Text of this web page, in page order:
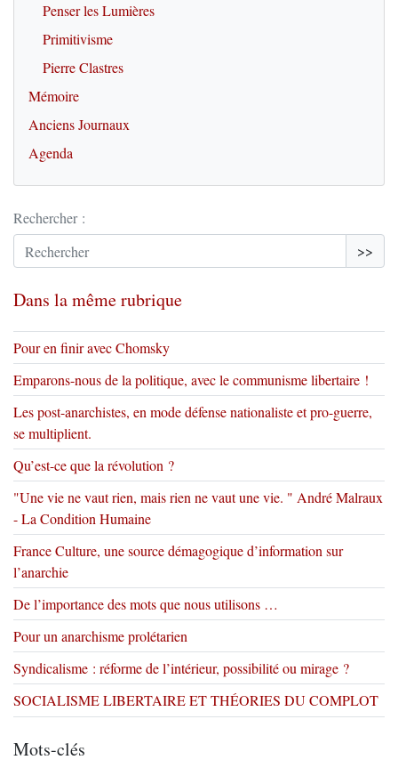
Penser les Lumières
Primitivisme
Pierre Clastres
Mémoire
Anciens Journaux
Agenda
Rechercher :
>>
Dans la même rubrique
Pour en finir avec Chomsky
Emparons-nous de la politique, avec le communisme libertaire !
Les post-anarchistes, en mode défense nationaliste et pro-guerre,
se multiplient.
Qu’est-ce que la révolution ?
"Une vie ne vaut rien, mais rien ne vaut une vie. " André Malraux
- La Condition Humaine
France Culture, une source démagogique d’information sur
l’anarchie
De l’importance des mots que nous utilisons …
Pour un anarchisme prolétarien
Syndicalisme : réforme de l’intérieur, possibilité ou mirage ?
SOCIALISME LIBERTAIRE ET THÉORIES DU COMPLOT
Mots-clés